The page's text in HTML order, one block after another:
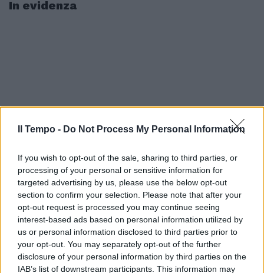
Il Tempo - Do Not Process My Personal Information
If you wish to opt-out of the sale, sharing to third parties, or
processing of your personal or sensitive information for
targeted advertising by us, please use the below opt-out
section to confirm your selection. Please note that after your
opt-out request is processed you may continue seeing
interest-based ads based on personal information utilized by
us or personal information disclosed to third parties prior to
your opt-out. You may separately opt-out of the further
disclosure of your personal information by third parties on the
IAB’s list of downstream participants. This information may
In evidenza